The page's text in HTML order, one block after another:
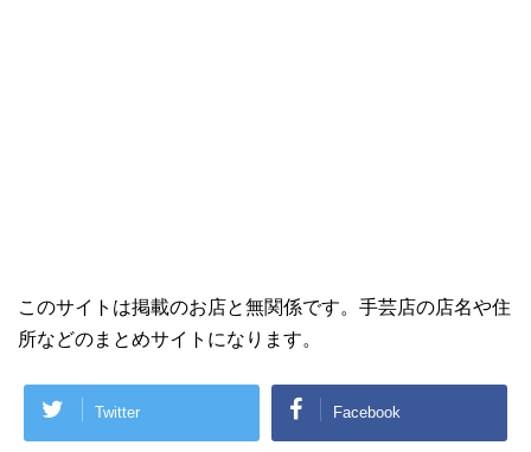
このサイトは掲載のお店と無関係です。手芸店の店名や住
所などのまとめサイトになります。
Twitter Facebook